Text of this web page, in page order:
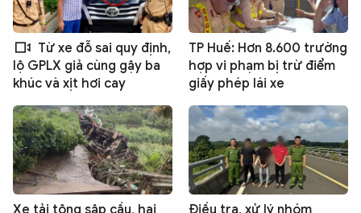
Từ xe đỗ sai quy định,
lộ GPLX giả cùng gậy ba
khúc và xịt hơi cay
TP Huế: Hơn 8.600 trường
hợp vi phạm bị trừ điểm
giấy phép lái xe